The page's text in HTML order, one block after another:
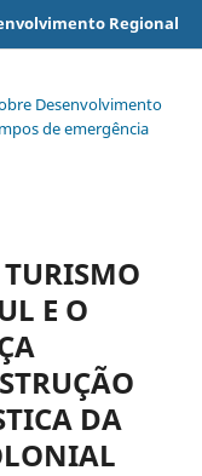
Regional
Desenvolvimento
de emergência
E O
DA